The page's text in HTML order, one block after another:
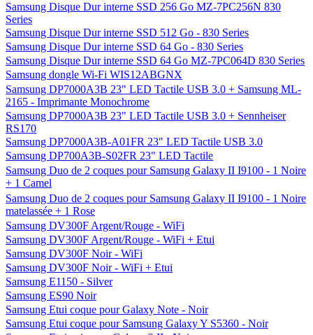
Samsung Disque Dur interne SSD 256 Go MZ-7PC256N 830
Series
Samsung Disque Dur interne SSD 512 Go - 830 Series
Samsung Disque Dur interne SSD 64 Go - 830 Series
Samsung Disque Dur interne SSD 64 Go MZ-7PC064D 830 Series
Samsung dongle Wi-Fi WIS12ABGNX
Samsung DP7000A3B 23" LED Tactile USB 3.0 + Samsung ML-
2165 - Imprimante Monochrome
Samsung DP7000A3B 23" LED Tactile USB 3.0 + Sennheiser
RS170
Samsung DP7000A3B-A01FR 23" LED Tactile USB 3.0
Samsung DP700A3B-S02FR 23" LED Tactile
Samsung Duo de 2 coques pour Samsung Galaxy II I9100 - 1 Noire
+ 1 Camel
Samsung Duo de 2 coques pour Samsung Galaxy II I9100 - 1 Noire
matelassée + 1 Rose
Samsung DV300F Argent/Rouge - WiFi
Samsung DV300F Argent/Rouge - WiFi + Etui
Samsung DV300F Noir - WiFi
Samsung DV300F Noir - WiFi + Etui
Samsung E1150 - Silver
Samsung ES90 Noir
Samsung Etui coque pour Galaxy Note - Noir
Samsung Etui coque pour Samsung Galaxy Y S5360 - Noir